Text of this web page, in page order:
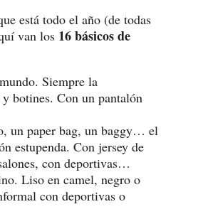
está todo el año (de todas
van los 16 básicos de
Siempre la
botines. Con un pantalón
un paper bag, un baggy… el
estupenda. Con jersey de
con deportivas…
Liso en camel, negro o
con deportivas o